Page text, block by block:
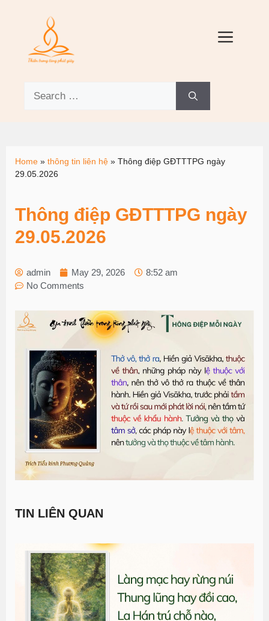
Home » thông tin liên hệ » Thông điệp GĐTTTPG ngày
29.05.2026
Thông điệp GĐTTTPG ngày
29.05.2026
admin May 29, 2026
8:52 am
No Comments
TIN LIÊN QUAN